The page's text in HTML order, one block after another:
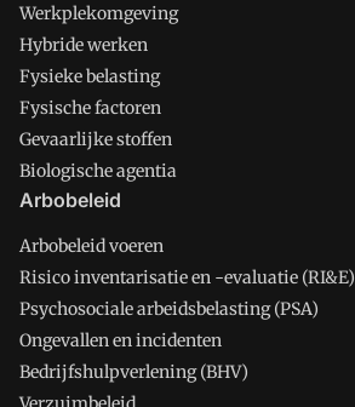
Werkplekomgeving
Hybride werken
Fysieke belasting
Fysische factoren
Gevaarlijke stoffen
Biologische agentia
Arbobeleid
Arbobeleid voeren
Risico inventarisatie en -evaluatie (RI&E)
Psychosociale arbeidsbelasting (PSA)
Ongevallen en incidenten
Bedrijfshulpverlening (BHV)